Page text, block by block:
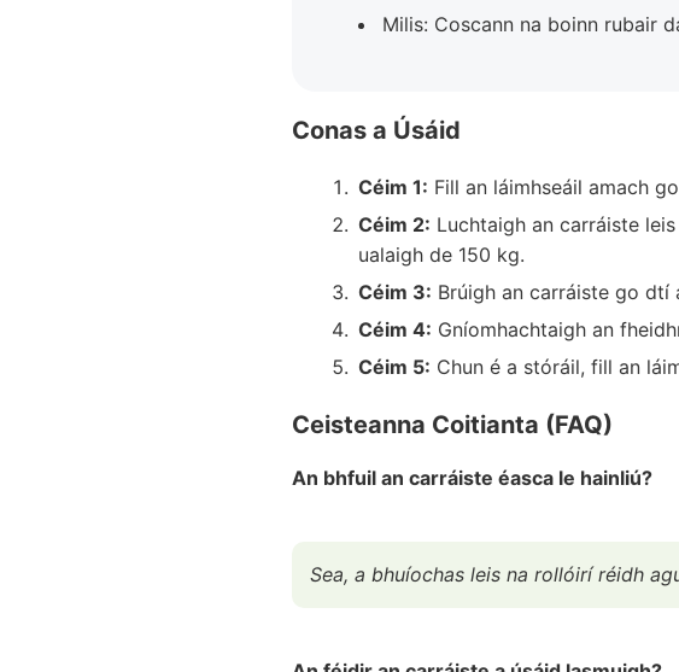
Milis: Coscann na boinn rubair
Conas a Úsáid
Céim 1: Fill an láimhseáil amach
Céim 2: Luchtaigh an carráiste
ualaigh de 150 kg.
Céim 3: Brúigh an carráiste go dtí
Céim 4: Gníomhachtaigh an
Céim 5: Chun é a stóráil, fill an
Ceisteanna Coitianta (FAQ)
An bhfuil an carráiste éasca le hainliú?
Sea, a bhuíochas leis na rollóirí réidh